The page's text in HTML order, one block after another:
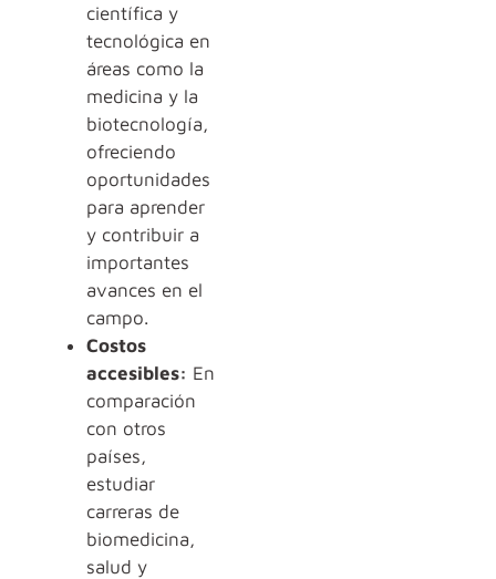
científica y
tecnológica en
áreas como la
medicina y la
biotecnología,
ofreciendo
oportunidades
para aprender
y contribuir a
importantes
avances en el
campo.
Costos
accesibles: En
comparación
con otros
países,
estudiar
carreras de
biomedicina,
salud y